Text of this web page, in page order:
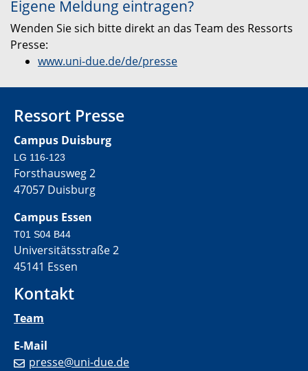
Eigene Meldung eintragen?
Wenden Sie sich bitte direkt an das Team des Ressorts
Presse:
www.uni-due.de/de/presse
Ressort Presse
Campus Duisburg
LG 116-123
Forsthausweg 2
47057 Duisburg
Campus Essen
T01 S04 B44
Universitätsstraße 2
45141 Essen
Kontakt
Team
E-Mail
presse@uni-due.de